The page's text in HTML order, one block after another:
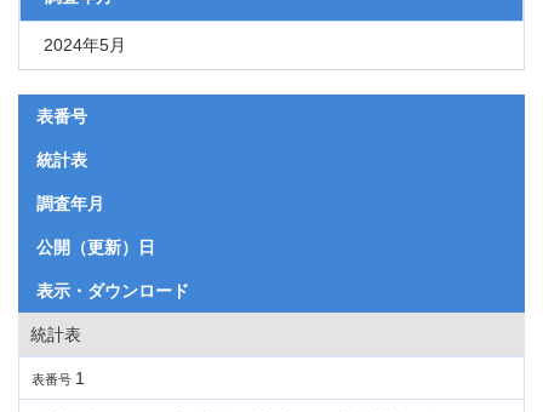
2024年5月
表番号
統計表
調査年月
公開（更新）日
表示・ダウンロード
統計表
表番号 1